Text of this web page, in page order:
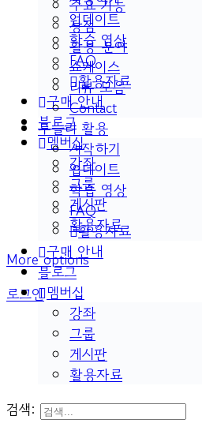
업데이트
학습 영상
FAQ
활용자료
구매 안내
블로그
멤버십
강좌
그룹
게시판
활용자료
More options
로그인
주요 기능
장점
활용 분야
쇼케이스
리뷰 모음
Contact
두들리 활용
시작하기
업데이트
학습 영상
FAQ
활용자료
구매 안내
블로그
멤버십
강좌
그룹
게시판
활용자료
검색: